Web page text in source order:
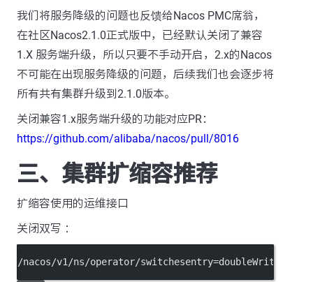
我们将服务降级的问题也反馈给Nacos PMC席翁，
在社区Nacos2.1.0正式版中，已经默认关闭了兼容
1.X 服务端升级，所以只要不手动开启，2.x的Nacos
不可能在出现服务降级的问题，后续我们也会逐步将
所有共有集群升级到2.1.0版本。
关闭兼容1.x服务端升级的功能对应PR：
https://github.com/alibaba/nacos/pull/8016
三、集群扩缩容推荐
扩缩容使用的运维接口
关闭双写 ：
/nacos/v1/ns/operator/